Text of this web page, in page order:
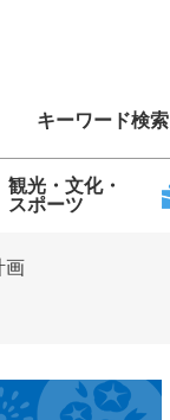
キーワード検索
観光・文化・
スポーツ
画